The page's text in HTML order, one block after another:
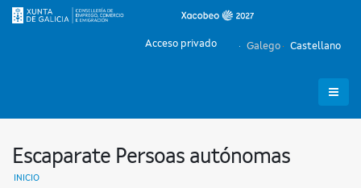
Galego Castellano
Acceso privado
Escaparate Persoas autónomas
INICIO